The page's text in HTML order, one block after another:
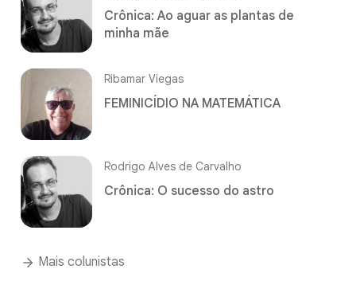
Crônica: Ao aguar as plantas de
minha mãe
Ribamar Viegas
FEMINICÍDIO NA MATEMÁTICA
Rodrigo Alves de Carvalho
Crônica: O sucesso do astro
Mais colunistas